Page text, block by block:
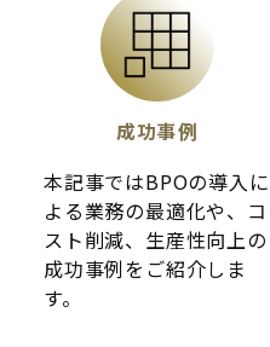
成功事例
本記事ではBPOの導入に
よる業務の最適化や、コ
スト削減、生産性向上の
成功事例をご紹介しま
す。